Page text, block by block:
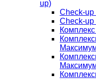
up)
Check-
Check-